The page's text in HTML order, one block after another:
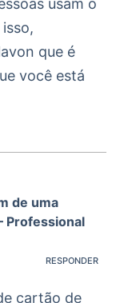
usam o
que é
você está
de uma
Professional
RESPONDER
cartão de